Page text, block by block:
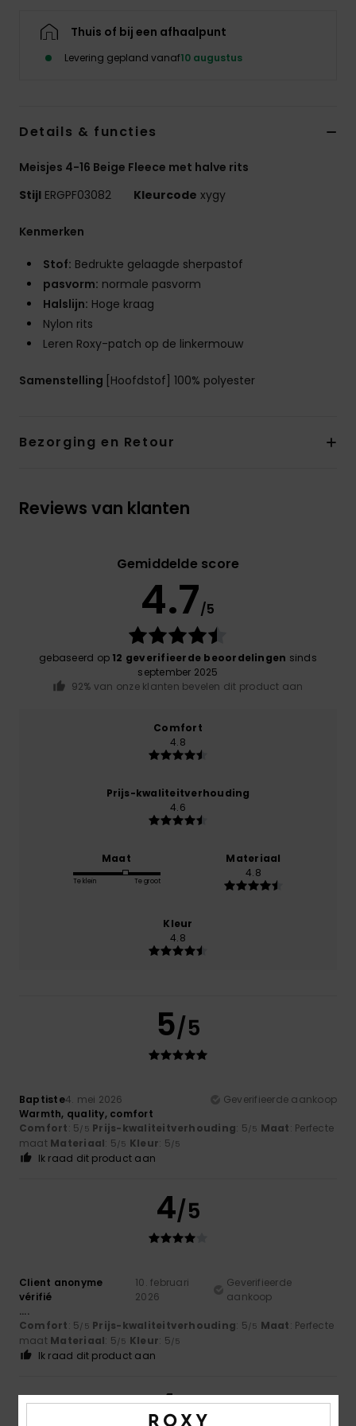
Thuis of bij een afhaalpunt
Levering gepland vanaf10 augustus
Details & functies
Meisjes 4-16 Beige Fleece met halve rits
Stijl ERGPF03082 Kleurcode xygy
Kenmerken
Stof: Bedrukte gelaagde sherpastof
pasvorm: normale pasvorm
Halslijn: Hoge kraag
Nylon rits
Leren Roxy-patch op de linkermouw
Samenstelling [Hoofdstof] 100% polyester
Bezorging en Retour
Reviews van klanten
Gemiddelde score
4.7/5
gebaseerd op 12 geverifieerde beoordelingen sinds
september 2025
92% van onze klanten bevelen dit product aan
Comfort
4.8
Prijs-kwaliteitverhouding
4.6
Maat
Te klein Te groot
Materiaal
4.8
Kleur
4.8
5/5
Baptiste4. mei 2026
Geverifieerde aankoop
Warmth, quality, comfort
Comfort: 5/5 Prijs-kwaliteitverhouding: 5/5 Maat: Perfecte
maat Materiaal: 5/5 Kleur: 5/5
Ik raad dit product aan
4/5
Client anonyme
vérifié
10. februari
2026
Geverifieerde
aankoop
....
Comfort: 5/5 Prijs-kwaliteitverhouding: 5/5 Maat: Perfecte
maat Materiaal: 5/5 Kleur: 5/5
Ik raad dit product aan
4/5